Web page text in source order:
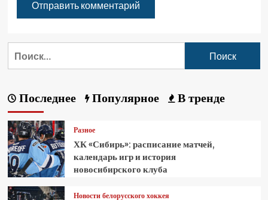
Последнее Популярное В тренде
Разное
ХК «Сибирь»: расписание матчей,
календарь игр и история
новосибирского клуба
Новости белорусского хоккея